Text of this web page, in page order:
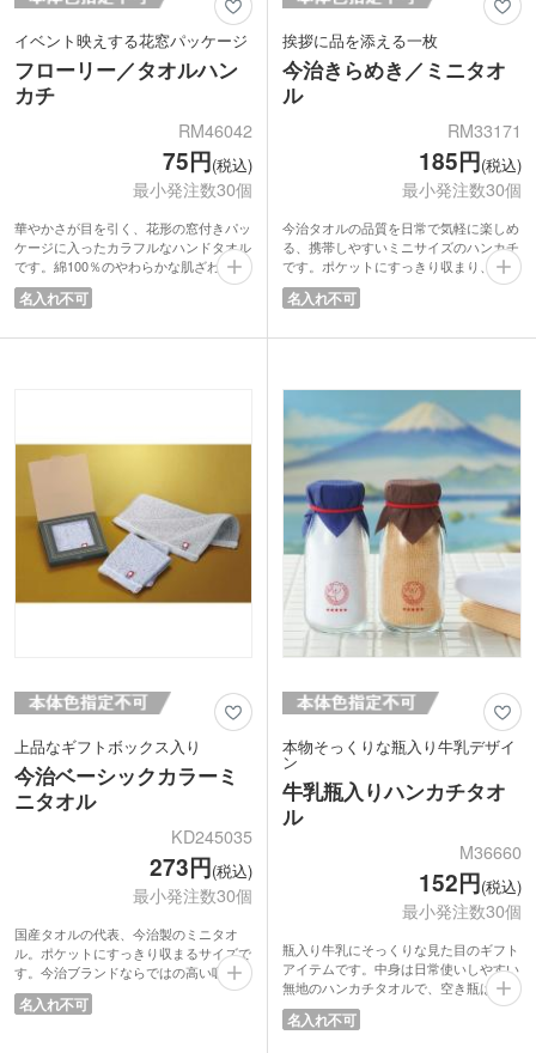
イベント映えする花窓パッケージ
フローリー／タオルハン
カチ
RM46042
75円(税込)
最小発注数30個
華やかさが目を引く、花形の窓付きパッ
ケージに入ったカラフルなハンドタオル
です。綿100％のやわらかな肌ざわり。
見た目の可愛らしさに加え、安価でばら
まきやすいのも魅力です。
にもぴったり。気軽に配布でき、受け取
名入れ不可
挨拶に品を添える一枚
今治きらめき／ミニタオ
ル
RM33171
185円(税込)
最小発注数30個
今治タオルの品質を日常で気軽に楽しめ
る、携帯しやすいミニサイズのハンカチ
です。ポケットにすっきり収まり、外出
先でもサッと使えます。金糸と銀糸のラ
インを背景に、波模様のジャガード織が
のある商品です。
したお渡しにおすすめ。さりげなく良い
ものを配りたい企業やショップの粗品と
してもおすすめの一枚です。
名入れ不可
上品なギフトボックス入り
今治ベーシックカラーミ
ニタオル
KD245035
273円(税込)
最小発注数30個
国産タオルの代表、今治製のミニタオ
ル。ポケットにすっきり収まるサイズで
す。今治ブランドならではの高い吸水性
とやわらかさが魅力。ビジネスシーンで
も使いやすいシンプルデザインです。
名入れ不可
本物そっくりな瓶入り牛乳デザイ
ン
牛乳瓶入りハンカチタオ
ル
M36660
152円(税込)
最小発注数30個
瓶入り牛乳にそっくりな見た目のギフト
アイテムです。中身は日常使いしやすい
無地のハンカチタオルで、空き瓶はその
ままペン立てや小物入れとしても使えま
す。レトロ感が魅力でSNS映えもバッチ
名入れ不可